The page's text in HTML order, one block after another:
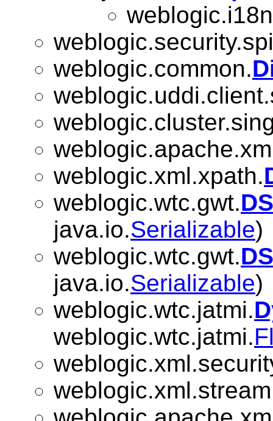
weblogic.common.
weblogic.xml.xpath.
weblogic.wtc.gwt.
java.io.Serializable)
weblogic.wtc.gwt.
java.io.Serializable)
weblogic.wtc.jatmi.
weblogic.wtc.jatmi.